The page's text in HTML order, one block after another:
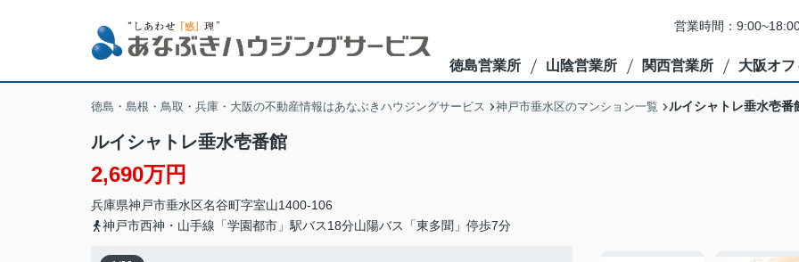
営業時間：
徳島営業所 山陰営業所 関西営業所 大阪オフ
徳島・島根・鳥取・兵庫・大阪の不動産情報はあなぶきハウジングサービス 神戸市垂水区のマンション一覧 ルイシャトレ垂水壱番
ルイシャトレ垂水壱番館
2,690万円
兵庫県神戸市垂水区名谷町字室山1400-106
神戸市西神・山手線「学園都市」駅バス18分山陽バス「東多聞」停歩7分